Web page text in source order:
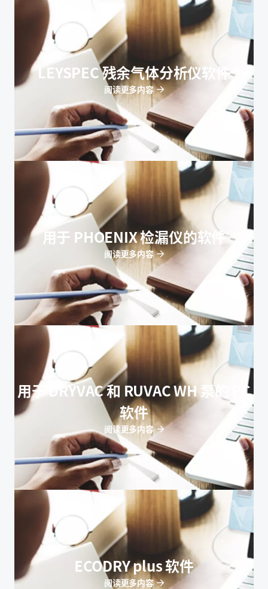
LEYSPEC 残余气体分析仪软件
阅读更多内容
用于 PHOENIX 检漏仪的软件
阅读更多内容
用于 DRYVAC 和 RUVAC WH 泵的 PC
软件
阅读更多内容
ECODRY plus 软件
阅读更多内容